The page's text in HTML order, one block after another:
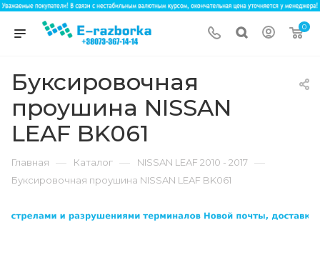
0
Буксировочная
проушина NISSAN
LEAF BK061
Главная — Каталог — NISSAN LEAF 2010 - 2017 —
Буксировочная проушина NISSAN LEAF BK061